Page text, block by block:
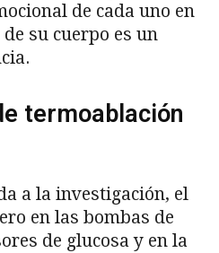
de cada uno en
su cuerpo es un
termoablación
a la investigación, el
en las bombas de
de glucosa y en la